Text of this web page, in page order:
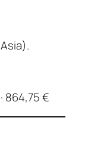
864,75 €